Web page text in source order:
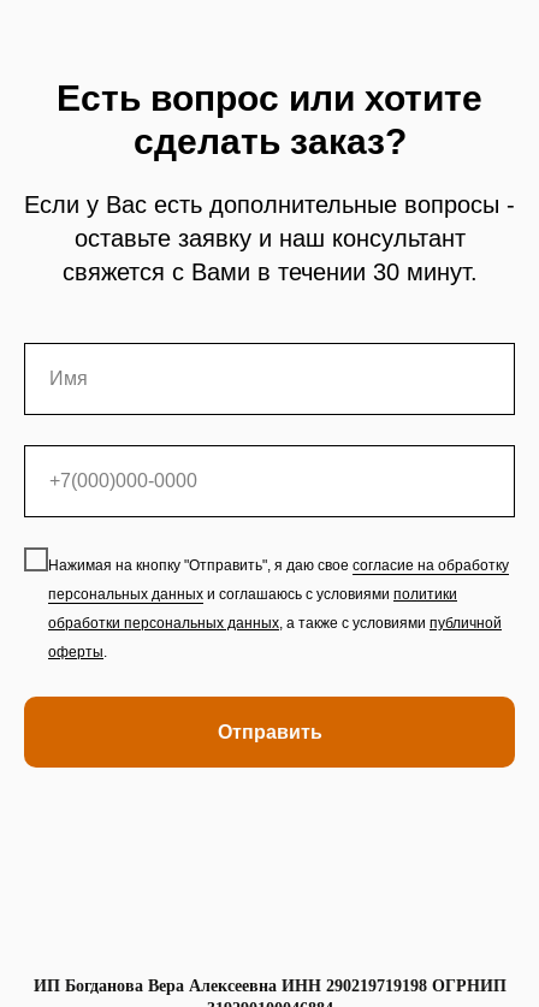
Есть вопрос или хотите
сделать заказ?
Если у Вас есть дополнительные вопросы -
оставьте заявку и наш консультант
свяжется с Вами в течении 30 минут.
Нажимая на кнопку "Отправить", я даю свое согласие на обработку
персональных данных и соглашаюсь с условиями политики
обработки персональных данных, а также с условиями публичной
оферты.
Отправить
ИП Богданова Вера Алексеевна ИНН 290219719198 ОГРНИП